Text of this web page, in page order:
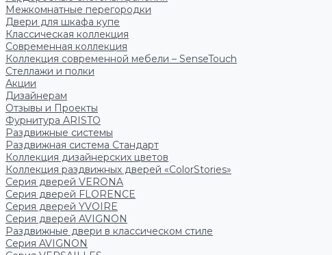
Межкомнатные перегородки
Двери для шкафа купе
Классическая коллекция
Современная коллекция
Коллекция современной мебели – SenseTouch
Стеллажи и полки
Акции
Дизайнерам
Отзывы и Проекты
Фурнитура ARISTO
Раздвижные системы
Раздвижная система Стандарт
Коллекция дизайнерских цветов
Коллекция раздвижных дверей «ColorStories»
Серия дверей VERONA
Серия дверей FLORENCE
Серия дверей YVOIRE
Серия дверей AVIGNON
Раздвижные двери в классическом стиле
Серия AVIGNON